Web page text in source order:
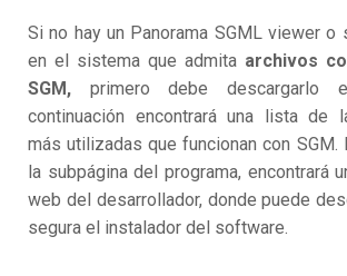
Si no hay un Panorama SGML viewer
en el sistema que admita archivos
SGM, primero debe descargarlo
continuación encontrará una lista de
más utilizadas que funcionan con
la subpágina del programa, encontrará
web del desarrollador, donde puede
segura el instalador del software.